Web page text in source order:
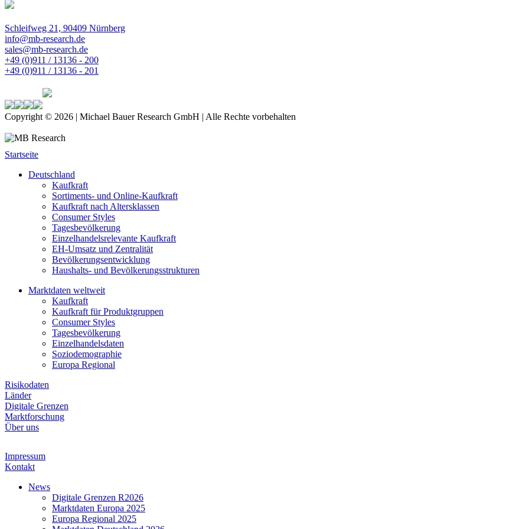
Schleifweg 21, 90409 Nürnberg
info@mb-research.de
sales@mb-research.de
+49 (0)911 / 13136 - 200
+49 (0)911 / 13136 - 201
Copyright © 2026 | Michael Bauer Research GmbH | Alle Rechte vorbehalten
Startseite
Deutschland
Kaufkraft
Sortiments- und Online-Kaufkraft
Kaufkraft nach Altersklassen
Consumer Styles
Tagesbevölkerung
Einzelhandelsrelevante Kaufkraft
EH-Umsatz und Zentralität
Bevölkerungsentwicklung
Haushalts- und Bevölkerungsstrukturen
Marktdaten weltweit
Kaufkraft
Kaufkraft für Produktgruppen
Consumer Styles
Tagesbevölkerung
Einzelhandelsdaten
Soziodemographie
Europa Regional
Risikodaten
Länder
Digitale Grenzen
Marktforschung
Über uns
Impressum
Kontakt
News
Digitale Grenzen R2026
Marktdaten Europa 2025
Europa Regional 2025